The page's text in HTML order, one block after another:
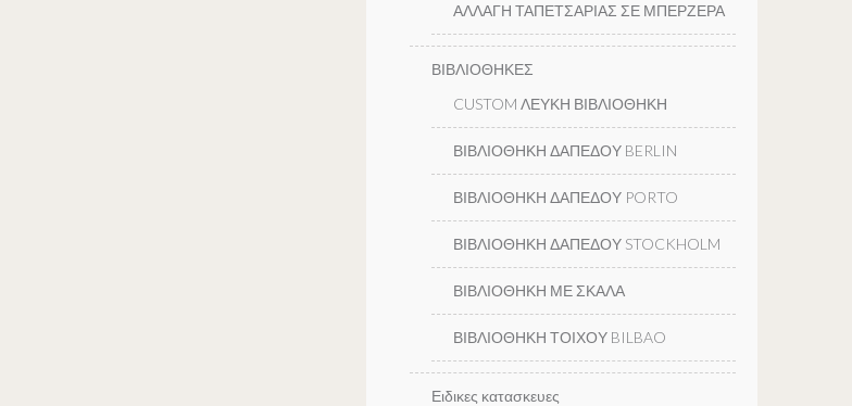
ΑΛΛΑΓΗ ΤΑΠΕΤΣΑΡΙΑΣ ΣΕ ΜΠΕΡΖΕΡΑ
ΒΙΒΛΙΟΘΗΚΕΣ
CUSTOM ΛΕΥΚΗ ΒΙΒΛΙΟΘΗΚΗ
ΒΙΒΛΙΟΘΗΚΗ ΔΑΠΕΔΟΥ BERLIN
ΒΙΒΛΙΟΘΗΚΗ ΔΑΠΕΔΟΥ PORTO
ΒΙΒΛΙΟΘΗΚΗ ΔΑΠΕΔΟΥ STOCKHOLM
ΒΙΒΛΙΟΘΗΚΗ ΜΕ ΣΚΑΛΑ
ΒΙΒΛΙΟΘΗΚΗ ΤΟΙΧΟΥ BILBAO
Ειδικες κατασκευες